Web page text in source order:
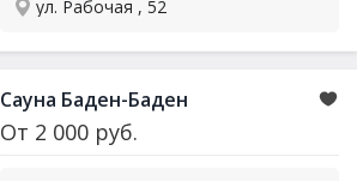
ул. Рабочая , 52
Сауна Баден-Баден
От 2 000 руб.